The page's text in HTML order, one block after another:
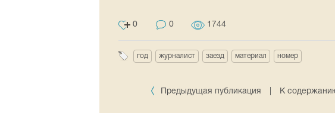
0 0 1744
год журналист заезд материал номер
Предыдущая публикация К